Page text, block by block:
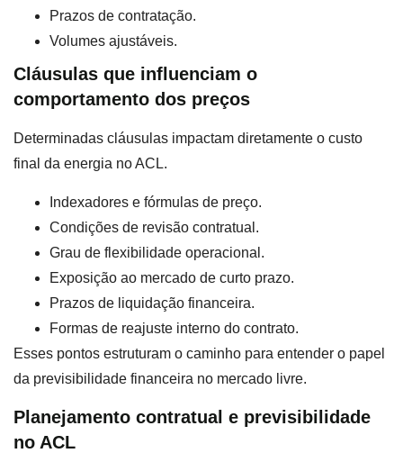
Prazos de contratação.
Volumes ajustáveis.
Cláusulas que influenciam o
comportamento dos preços
Determinadas cláusulas impactam diretamente o custo
final da energia no ACL.
Indexadores e fórmulas de preço.
Condições de revisão contratual.
Grau de flexibilidade operacional.
Exposição ao mercado de curto prazo.
Prazos de liquidação financeira.
Formas de reajuste interno do contrato.
Esses pontos estruturam o caminho para entender o papel
da previsibilidade financeira no mercado livre.
Planejamento contratual e previsibilidade
no ACL